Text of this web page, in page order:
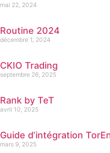
mai 22, 2024
Routine 2024
décembre 1, 2024
CKIO Trading
septembre 26, 2025
Rank by TeT
avril 10, 2025
Guide d’intégration
mars 9, 2025